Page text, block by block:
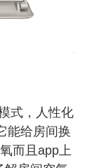
式，人性化
能给房间换
而且app上